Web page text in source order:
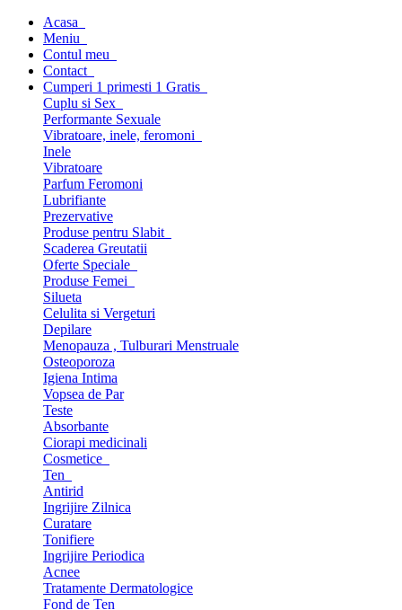
Acasa
Meniu
Contul meu
Contact
Cumperi 1 primesti 1 Gratis
Cuplu si Sex
Performante Sexuale
Vibratoare, inele, feromoni
Inele
Vibratoare
Parfum Feromoni
Lubrifiante
Prezervative
Produse pentru Slabit
Scaderea Greutatii
Oferte Speciale
Produse Femei
Silueta
Celulita si Vergeturi
Depilare
Menopauza , Tulburari Menstruale
Osteoporoza
Igiena Intima
Vopsea de Par
Teste
Absorbante
Ciorapi medicinali
Cosmetice
Ten
Antirid
Ingrijire Zilnica
Curatare
Tonifiere
Ingrijire Periodica
Acnee
Tratamente Dermatologice
Fond de Ten